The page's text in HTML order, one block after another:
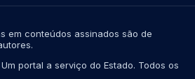
em conteúdos assinados são de
portal a serviço do Estado. Todos os